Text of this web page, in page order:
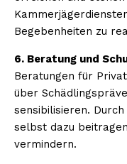
Begebenheiten zu
6. Beratung und
Beratungen für
über
sensibilisieren.
selbst dazu
vermindern.